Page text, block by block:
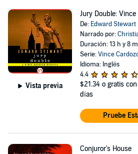
Vista previa
Jury Double: Vince
De: Edward Stewart
Narrado por:
Duración: 13 h y 8 m
Serie:Vince
Idioma: Inglés
4.4
$21.34 o gratis
días
Pruebe
Conjuror's House